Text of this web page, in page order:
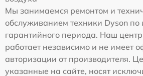
Мы занимаемся ремонтом и
обслуживанием техники Dyson по
гарантийного периода. Наш
работает независимо и не имеет
авторизации от производителя.
указанные на сайте, носят